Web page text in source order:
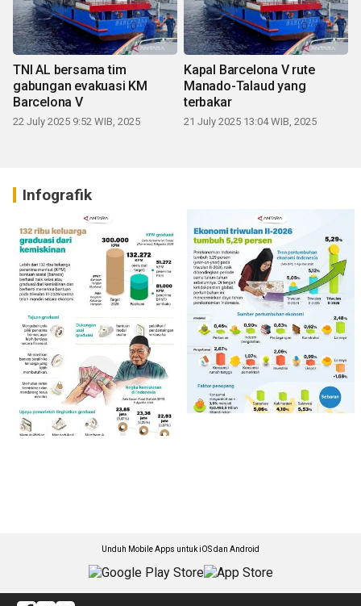
TNI AL bersama tim
gabungan evakuasi KM
Barcelona V
22 July 2025 9:52 WIB, 2025
Kapal Barcelona V rute
Manado-Talaud yang
terbakar
21 July 2025 13:04 WIB, 2025
Infografik
Unduh Mobile Apps untuk iOS dan Android